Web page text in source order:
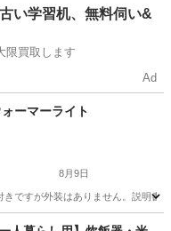
ン家電 SHARP
い学習机、無料伺い&
限買取します
Ad
ーマーライト
8月9日
ですが外装はありません。説明
新古品